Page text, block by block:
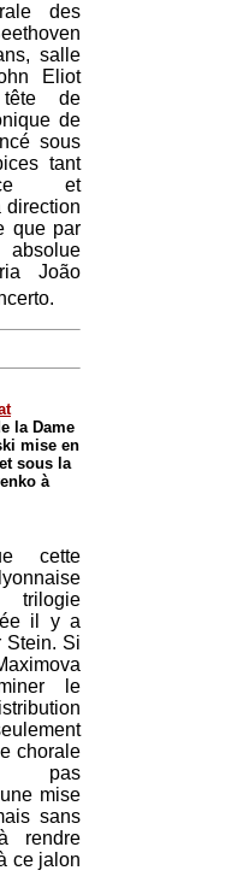
des
salle
Eliot
de
de
sous
tant
et
direction
que par
João
la Dame
mise en
sous la
à
cette
il y a
Stein. Si
le
chorale
pas
mise
sans
rendre
ce jalon